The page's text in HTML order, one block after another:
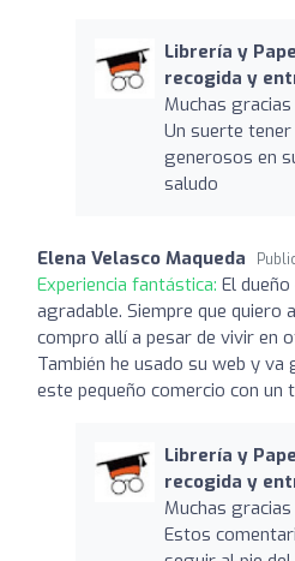
Librería y
recogida y
Muchas
Un suerte
generosos en
saludo
Elena Velasco Maqueda
Experiencia fantástica: El
agradable. Siempre que quiero
compro allí a pesar de vivir en
También he usado su web y va
este pequeño comercio con un
Librería y
recogida y
Muchas
Estos